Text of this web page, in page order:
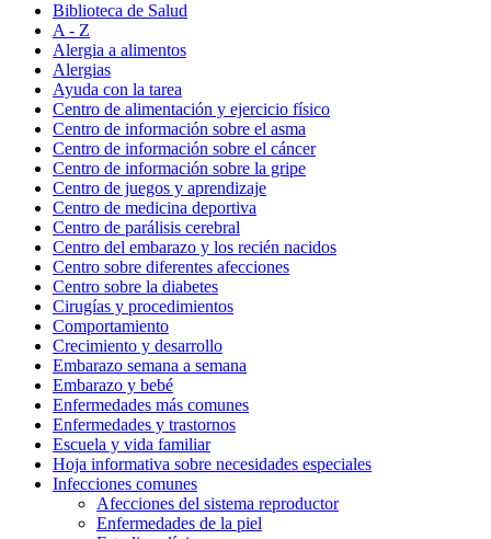
Biblioteca de Salud
A - Z
Alergia a alimentos
Alergias
Ayuda con la tarea
Centro de alimentación y ejercicio físico
Centro de información sobre el asma
Centro de información sobre el cáncer
Centro de información sobre la gripe
Centro de juegos y aprendizaje
Centro de medicina deportiva
Centro de parálisis cerebral
Centro del embarazo y los recién nacidos
Centro sobre diferentes afecciones
Centro sobre la diabetes
Cirugías y procedimientos
Comportamiento
Crecimiento y desarrollo
Embarazo semana a semana
Embarazo y bebé
Enfermedades más comunes
Enfermedades y trastornos
Escuela y vida familiar
Hoja informativa sobre necesidades especiales
Infecciones comunes
Afecciones del sistema reproductor
Enfermedades de la piel